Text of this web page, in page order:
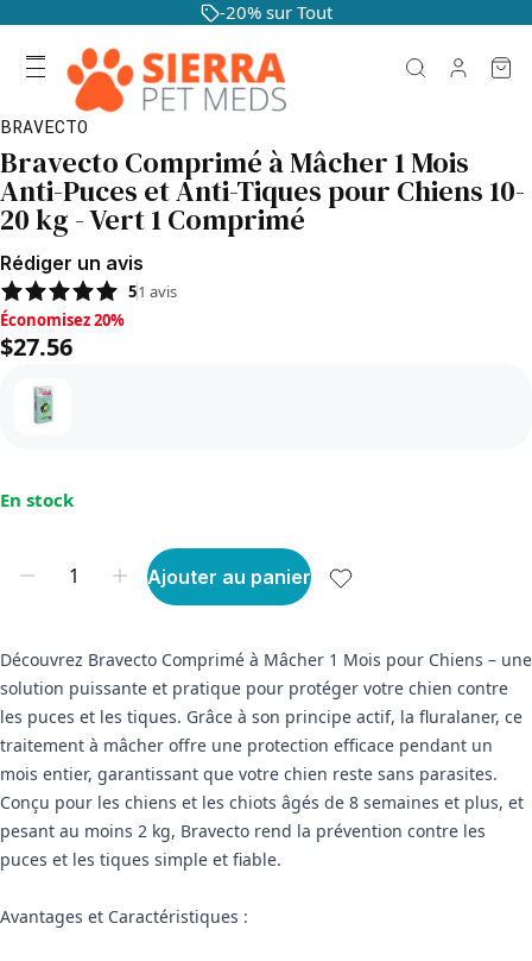
-20% sur Tout
BRAVECTO
Bravecto Comprimé à Mâcher 1 Mois
Anti-Puces et Anti-Tiques pour Chiens 10-
20 kg - Vert 1 Comprimé
Rédiger un avis
51 avis
Économisez 20%, $27.56
Économisez 20%
$27.56
En stock
Ajouter au panier
Découvrez Bravecto Comprimé à Mâcher 1 Mois pour Chiens – une
solution puissante et pratique pour protéger votre chien contre
les puces et les tiques. Grâce à son principe actif, la fluralaner, ce
traitement à mâcher offre une protection efficace pendant un
mois entier, garantissant que votre chien reste sans parasites.
Conçu pour les chiens et les chiots âgés de 8 semaines et plus, et
pesant au moins 2 kg, Bravecto rend la prévention contre les
puces et les tiques simple et fiable.
Avantages et Caractéristiques :